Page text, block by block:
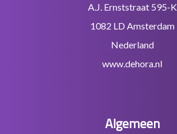
A.J. Ernststraat 595-K
1082 LD Amsterdam
Nederland
www.dehora.nl
Algemeen